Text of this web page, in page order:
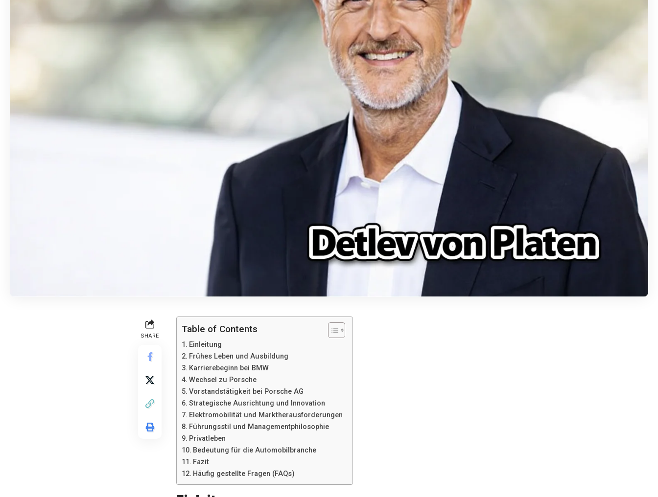
SHARE
Table of Contents
Einleitung
Frühes Leben und Ausbildung
Karrierebeginn bei BMW
Wechsel zu Porsche
Vorstandstätigkeit bei Porsche AG
Strategische Ausrichtung und Innovation
Elektromobilität und Marktherausforderungen
Führungsstil und Managementphilosophie
Privatleben
Bedeutung für die Automobilbranche
Fazit
Häufig gestellte Fragen (FAQs)